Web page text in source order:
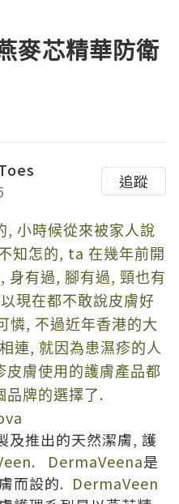
麥芯精華防衛
追蹤
, 小時候從來被家人說
知怎的, ta 在幾年前開
, 身有過, 腳有過, 頸也有
現在都不敢說皮膚好
憐, 不過近年香港的大
連, 就因為患濕疹的人
皮膚使用的護膚產品都
品牌的選擇了 .
及推出的天然潔膚, 護
DermaVeena是
而設的. DermaVeen